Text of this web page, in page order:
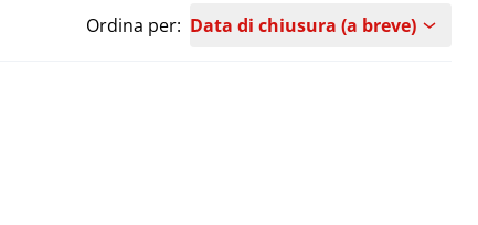
Ordina per: Data di chiusura (a breve)